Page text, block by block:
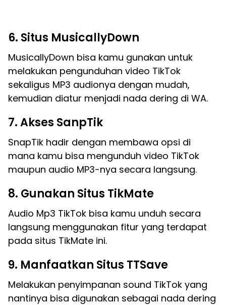
6. Situs MusicallyDown
MusicallyDown bisa kamu gunakan untuk
melakukan pengunduhan video TikTok
sekaligus MP3 audionya dengan mudah,
kemudian diatur menjadi nada dering di WA.
7. Akses SanpTik
SnapTik hadir dengan membawa opsi di
mana kamu bisa mengunduh video TikTok
maupun audio MP3-nya secara langsung.
8. Gunakan Situs TikMate
Audio Mp3 TikTok bisa kamu unduh secara
langsung menggunakan fitur yang terdapat
pada situs TikMate ini.
9. Manfaatkan Situs TTSave
Melakukan penyimpanan sound TikTok yang
nantinya bisa digunakan sebagai nada dering